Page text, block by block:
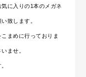
に入りの1本のメガネ
致します。
まめに行っておりま
ませ。